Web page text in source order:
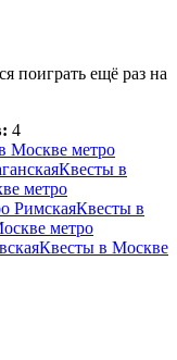
поиграть ещё раз на
4
Москве метро
Квесты в
метро
РимскаяКвесты в
метро
Квесты в Москве